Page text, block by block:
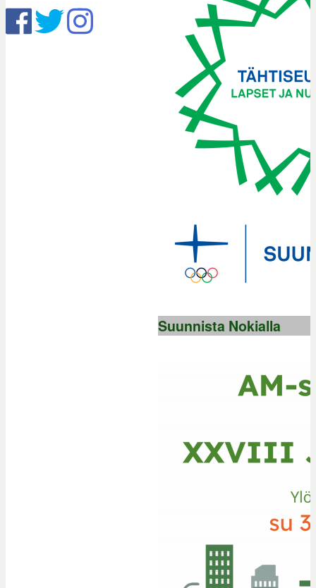
Suunnista Nokialla